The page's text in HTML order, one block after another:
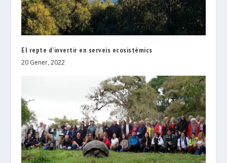
El repte d’invertir en serveis ecosistèmics
20 Gener, 2022